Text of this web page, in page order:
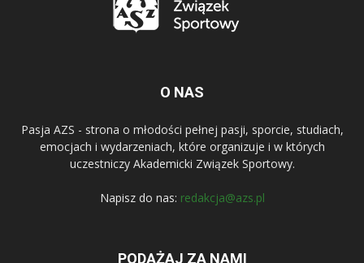
O NAS
Pasja AZS - strona o młodości pełnej pasji, sporcie, studiach,
emocjach i wydarzeniach, które organizuje i w których
uczestniczy Akademicki Związek Sportowy.
Napisz do nas: redakcja@azs.pl
PODĄŻAJ ZA NAMI